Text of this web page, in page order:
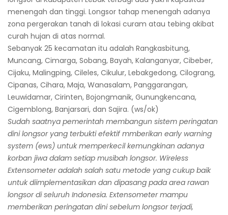
menengah dan tinggi. Longsor tahap menengah adanya
zona pergerakan tanah di lokasi curam atau tebing akibat
curah hujan di atas normal.
Sebanyak 25 kecamatan itu adalah Rangkasbitung,
Muncang, Cimarga, Sobang, Bayah, Kalanganyar, Cibeber,
Cijaku, Malingping, Cileles, Cikulur, Lebakgedong, Cilograng,
Cipanas, Cihara, Maja, Wanasalam, Panggarangan,
Leuwidamar, Cirinten, Bojongmanik, Gunungkencana,
Cigemblong, Banjarsari, dan Sajira. (ws/ok)
Sudah saatnya pemerintah membangun sistem peringatan
dini longsor yang terbukti efektif mmberikan early warning
system (ews) untuk memperkecil kemungkinan adanya
korban jiwa dalam setiap musibah longsor. Wireless
Extensometer adalah salah satu metode yang cukup baik
untuk diimplementasikan dan dipasang pada area rawan
longsor di seluruh Indonesia. Extensometer mampu
memberikan peringatan dini sebelum longsor terjadi,